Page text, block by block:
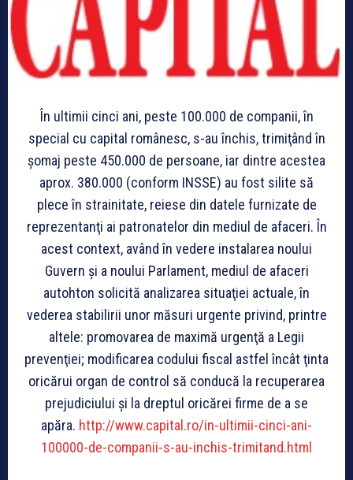
În ultimii cinci ani, peste 100.000 de companii, în
special cu capital românesc, s-au închis, trimiţând în
şomaj peste 450.000 de persoane, iar dintre acestea
aprox. 380.000 (conform INSSE) au fost silite să
plece în strainitate, reiese din datele furnizate de
reprezentanţi ai patronatelor din mediul de afaceri. În
acest context, având în vedere instalarea noului
Guvern şi a noului Parlament, mediul de afaceri
autohton solicită analizarea situaţiei actuale, în
vederea stabilirii unor măsuri urgente privind, printre
altele: promovarea de maximă urgenţă a Legii
prevenţiei; modificarea codului fiscal astfel încât ţinta
oricărui organ de control să conducă la recuperarea
prejudiciului şi la dreptul oricărei firme de a se
apăra. http://www.capital.ro/in-ultimii-cinci-ani-
100000-de-companii-s-au-inchis-trimitand.html